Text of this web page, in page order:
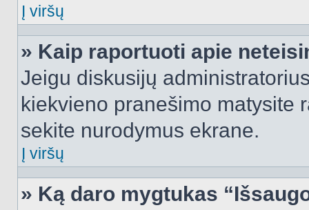
Į viršų
» Kaip raportuoti apie
Jeigu diskusijų
kiekvieno pranešimo matysite
sekite nurodymus ekrane.
Į viršų
» Ką daro mygtukas